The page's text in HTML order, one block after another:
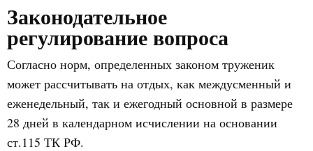
Законодательное
регулирование вопроса
Согласно норм, определенных законом труженик
может рассчитывать на отдых, как междусменный и
еженедельный, так и ежегодный основной в размере
28 дней в календарном исчислении на основании
ст.115 ТК РФ.